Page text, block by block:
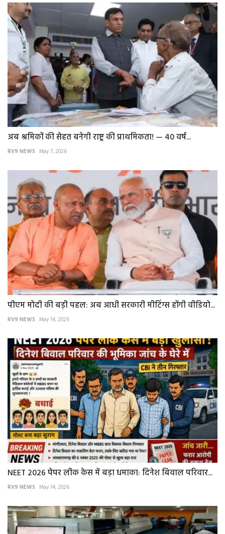
अब श्रमिकों की सेहत बनेगी राष्ट्र की प्राथमिकता! — 40 वर्ष...
RV9 NEWS May 7, 2026
पीएम मोदी की बड़ी पहल: अब आधी सरकारी मीटिंग्स होंगी वीडियो...
RV9 NEWS May 14, 2026
NEET 2026 पेपर लीक केस में बड़ा धमाका: दिनेश बिवाल परिवार...
RV9 NEWS May 14, 2026